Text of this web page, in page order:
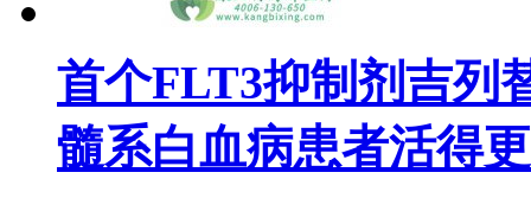
首个FLT3抑制剂吉列
髓系白血病患者活得